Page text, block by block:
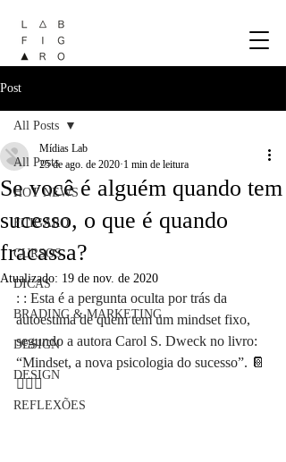
Post
All Posts
HOT NEWS
FIIIGARO
CURSOS
DICAS
BRADING & MARKETING
DESIGN
DESIGN
REFLEXÕES
All Posts
Se você é alguém quando tem
sucesso, o que é quando
fracassa?
Mídias Lab
25 de ago. de 2020 1 min de leitura
Atualizado: 19 de nov. de 2020
: : Esta é a pergunta oculta por trás da
autoestima de quem tem um mindset fixo,
segundo a autora Carol S. Dweck no livro:
“Mindset, a nova psicologia do sucesso”. 📔
🕵🏻‍♀️